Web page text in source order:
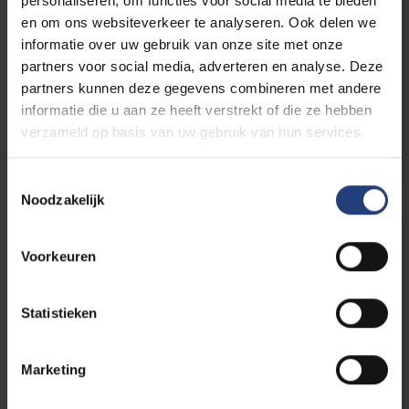
en om ons websiteverkeer te analyseren. Ook delen we
informatie over uw gebruik van onze site met onze
partners voor social media, adverteren en analyse. Deze
partners kunnen deze gegevens combineren met andere
informatie die u aan ze heeft verstrekt of die ze hebben
verzameld op basis van uw gebruik van hun services.
Noodzakelijk
Voorkeuren
Statistieken
Marketing
translation. You made me a massive
amount of good coffee. You could speak
so joyously about research and life.
My heart breaks for your family and
friends. I will continue to be inspired by your
approach to life.
him that so much of his work was jointly
friends and colleagues.